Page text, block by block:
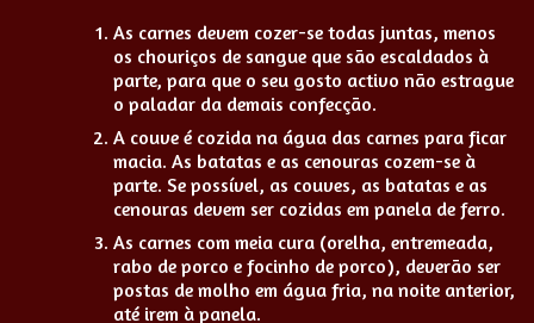
As carnes devem cozer-se todas juntas, menos
os chouriços de sangue que são escaldados à
parte, para que o seu gosto activo não estrague
o paladar da demais confecção.
A couve é cozida na água das carnes para ficar
macia. As batatas e as cenouras cozem-se à
parte. Se possível, as couves, as batatas e as
cenouras devem ser cozidas em panela de ferro.
As carnes com meia cura (orelha, entremeada,
rabo de porco e focinho de porco), deverão ser
postas de molho em água fria, na noite anterior,
até irem à panela.